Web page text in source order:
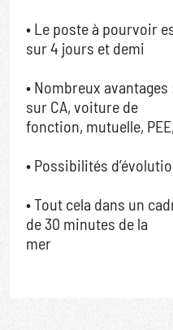
• Le poste à pourvoir
sur 4 jours et demi
• Nombreux
sur CA, voiture de
fonction, mutuelle,
• Possibilités
• Tout cela dans un
de 30 minutes de la
mer